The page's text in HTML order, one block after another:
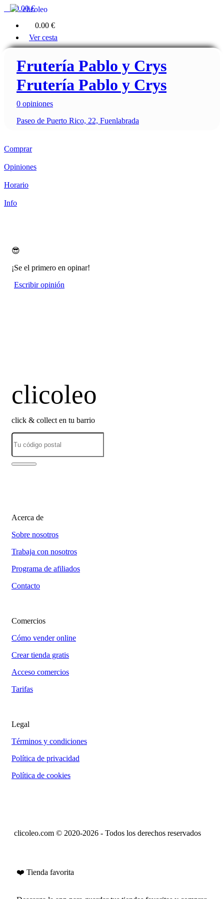
0.00 €
clicoleo
0.00 €
Ver cesta
Frutería Pablo y Crys
Frutería Pablo y Crys
0 opiniones
Paseo de Puerto Rico, 22, Fuenlabrada
Comprar
Opiniones
Horario
Info
😎
¡Se el primero en opinar!
Escribir opinión
clicoleo
click & collect en tu barrio
Acerca de
Sobre nosotros
Trabaja con nosotros
Programa de afiliados
Contacto
Comercios
Cómo vender online
Crear tienda gratis
Acceso comercios
Tarifas
Legal
Términos y condiciones
Política de privacidad
Política de cookies
clicoleo.com © 2020-2026 - Todos los derechos reservados
❤️ Tienda favorita